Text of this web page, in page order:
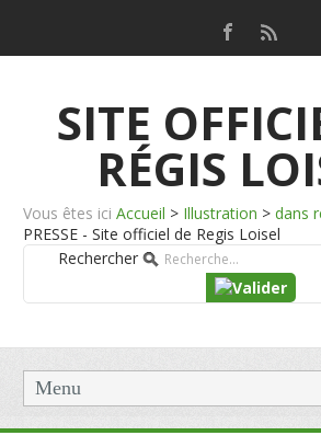
SITE
RÉGIS
Vous êtes ici Accueil > Illustration > dans
PRESSE - Site officiel de Regis Loisel
Rechercher
Menu